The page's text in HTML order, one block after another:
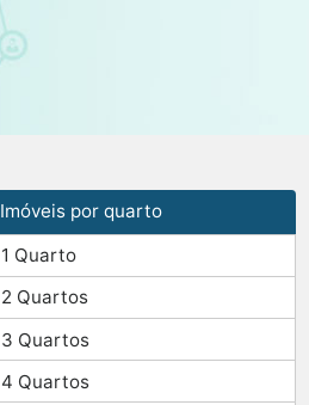
Imóveis por quarto
1 Quarto
2 Quartos
3 Quartos
4 Quartos